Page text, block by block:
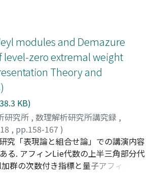
orbits (i.e., closed orbits of
and discuss some properties of
variety, in particular, its irreducible
of singularities and their
modules and Demazure
zero extremal weight
Theory and
KB)
研究所 , 数理解析研究所講究録 ,
, pp.158-167 )
Fumihiko;ノモト, フミヒコ
究「表現論と組合せ論」での講演内容
る. アフィンLie代数の上半三角部分代
群の次数付き指標と量子アフィン代
イト加群のDemazure部分加群のある